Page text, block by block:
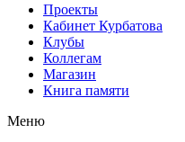
Проекты
Кабинет Курбатова
Клубы
Коллегам
Магазин
Книга памяти
Меню